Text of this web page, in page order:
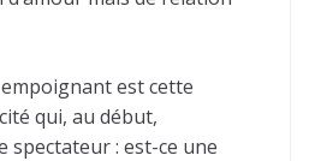
est cette
qui, au début,
spectateur : est-ce une